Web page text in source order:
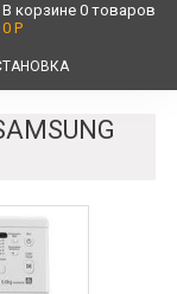
В корзине 0 товаров
0 Р